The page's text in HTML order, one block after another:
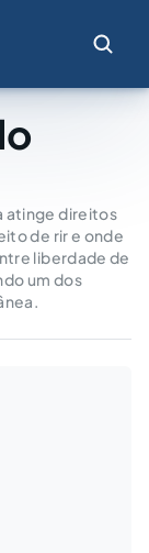
atinge direitos
de rir e onde
liberdade de
um dos